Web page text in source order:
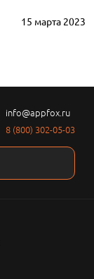
15 марта 2023
info@appfox.ru
8 (800) 302-05-03